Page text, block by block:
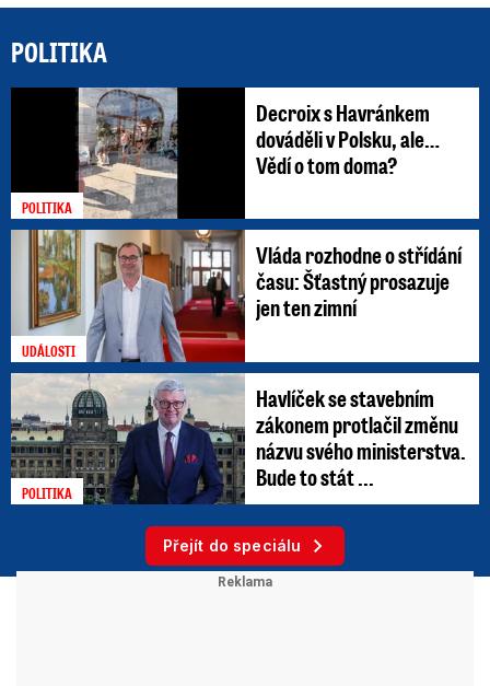
POLITIKA
POLITIKA
Decroix s Havránkem
dováděli v Polsku, ale…
Vědí o tom doma?
UDÁLOSTI
Vláda rozhodne o střídání
času: Šťastný prosazuje
jen ten zimní
POLITIKA
Havlíček se stavebním
zákonem protlačil změnu
názvu svého ministerstva.
Bude to stát ...
Přejít do speciálu